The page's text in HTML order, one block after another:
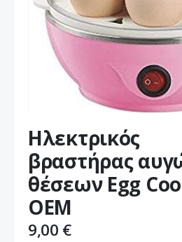
στην
αρχή
της
συλλογής
εικόνων
Ηλεκτρικός
βραστήρας
θέσεων Egg
OEM
9,00 €